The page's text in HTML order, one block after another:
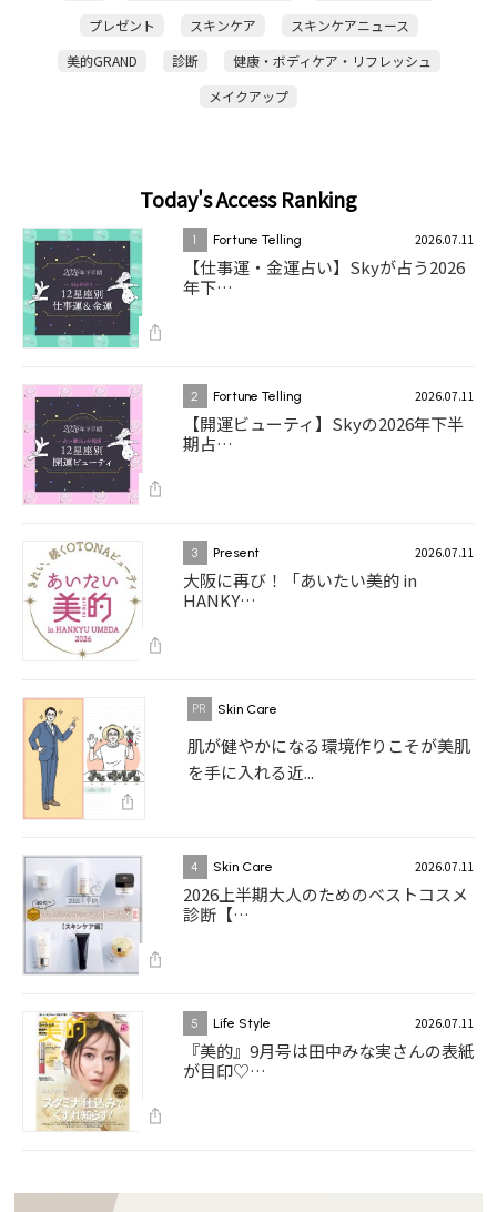
プレゼント
スキンケア
スキンケアニュース
美的GRAND
診断
健康・ボディケア・リフレッシュ
メイクアップ
Today's Access Ranking
1 Fortune Telling 2026.07.11
【仕事運・金運占い】Skyが占う2026
年下…
2 Fortune Telling 2026.07.11
【開運ビューティ】Skyの2026年下半
期占…
3 Present 2026.07.11
大阪に再び！「あいたい美的 in
HANKY…
Skin Care
肌が健やかになる環境作りこそが美肌
を手に入れる近...
4 Skin Care 2026.07.11
2026上半期大人のためのベストコスメ
診断【…
5 Life Style 2026.07.11
『美的』9月号は田中みな実さんの表紙
が目印♡…